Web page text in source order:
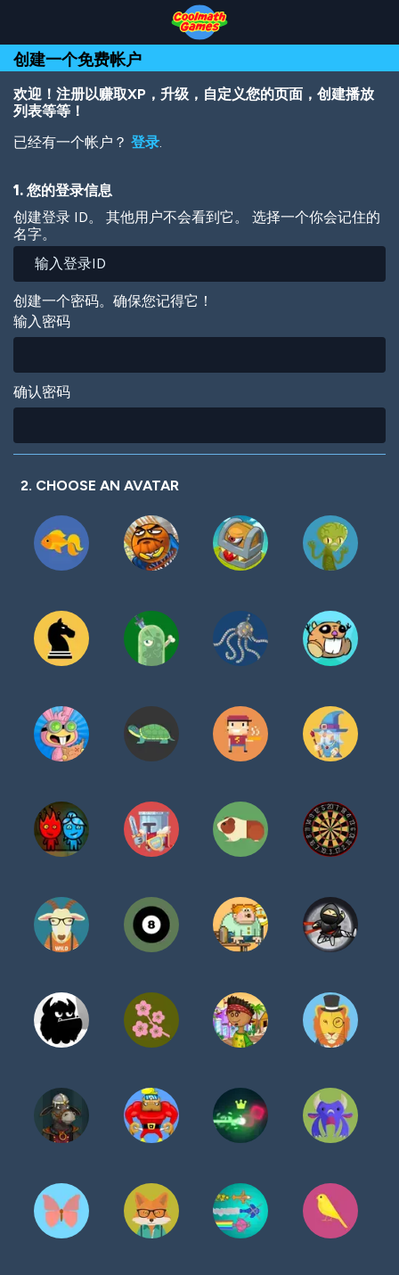
Top
of
Page
Navigation
Main
Content
Footer
到
主
要
内
容
创建一个免费帐户
欢迎！注册以赚取XP，升级，自定义您的页面，创建播放
列表等等！
已经有一个帐户？ 登录.
1. 您的登录信息
创建登录 ID。 其他用户不会看到它。 选择一个你会记住的
名字。
创建一个密码。确保您记得它！
输入密码
确认密码
2. CHOOSE AN AVATAR